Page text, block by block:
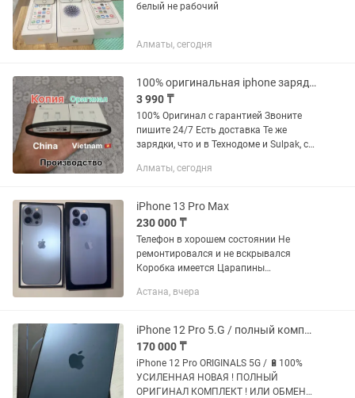
белый не рабочий
Алматы, сегодня
100% оригинальная iphone зарядка айфон 5,6,7,8,9,10,13,16,17 адаптер шнур
3 990 ₸
100% Оригинал с гарантией Звоните
пишите 24/7 Есть доставка Те же
зарядки, что и в Технодоме и Sulpak, с
Алматы, сегодня
iPhone 13 Pro Max
230 000 ₸
Телефон в хорошем состоянии Не
ремонтировался и не вскрывался
Коробка имеется Царапины
и со стеклом Заряд 79% Все работает,
Астана, вчера
iPhone 12 Pro 5.G / полный комплект
170 000 ₸
iPhone 12 Pro ORIGINALS 5G / 🔋100%
УСИЛЕННАЯ НОВАЯ ! ПОЛНЫЙ
ОРИГИНАЛ КОМПЛЕКТ ! ИЛИ ОБМЕН